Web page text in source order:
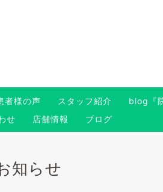
者様の声 スタッフ紹介 blog『
せ
店舗情報 ブログ
知らせ